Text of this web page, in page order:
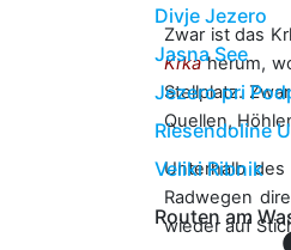
Divje Jezero
Jasna See
Jezero pri
Riesendoline
Veliki Ribnik
Routen am
Zwar ist das
Krkaherum,
Stellplatz.
Quellen,
Unterhalb des
Radwegen
wieder auf